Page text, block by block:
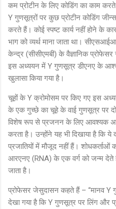
कम प्रोटीन के लिए कोडिंग का काम
Y गुणसूत्रों पर कुछ प्रोटीन कोडिंग
करते हैं। कोई स्पष्ट कार्य नहीं होने के
भाग को व्यर्थ माना जाता था।
केन्द्र (सीसीएमबी) के वैज्ञानिक
इस अध्ययन में Y गुणसूत्र डीएनए के
खुलासा किया गया है।
चूहों के Y क्रोमोसम पर किए गए इस
के एक गुच्छे का चूहे के वाई गुणसूत्र पर
विशेष रूप से प्रजनन के लिए आवश्यक
करता है। उन्होंने यह भी दिखाया है कि ये
प्रजातियों में मौजूद नहीं हैं। शोधकर्ताओं
आरएनए (RNA) के एक वर्ग को जन्म देते
जाता है।
प्रोफेसर जेसुदासन कहते हैं – “मानव Y
देखा गया है कि Y गुणसूत्र पर लिंग और